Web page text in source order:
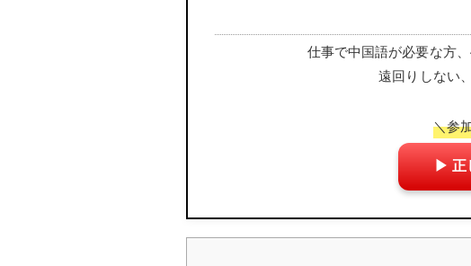
仕事で中国語が必要な方
遠回りしない
＼参
▶ 正